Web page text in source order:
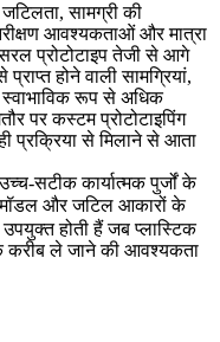
सामग्री की
आवश्यकताओं और मात्रा
सरल प्रोटोटाइप तेजी से आगे
होने वाली सामग्रियां,
रूप से अधिक
परकस्टम प्रोटोटाइपिंग
प्रक्रिया से मिलाने से आता
सटीक कार्यात्मक पुर्जों के
और जटिल आकारों के
होती हैं जब प्लास्टिक
के करीब ले जाने की आवश्यकता